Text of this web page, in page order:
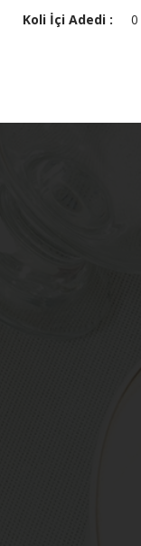
Koli İçi Adedi : 0